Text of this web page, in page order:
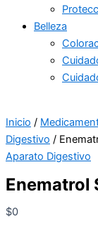
Belleza
Inicio /
Digestivo /
Aparato Digestivo
Enematrol
$0